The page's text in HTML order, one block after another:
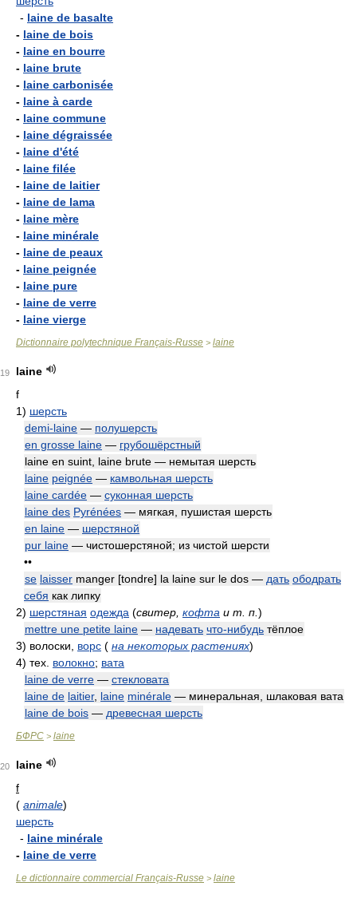
- laine de basalte
- laine de bois
- laine en bourre
- laine brute
- laine carbonisée
- laine à carde
- laine commune
- laine dégraissée
- laine d'été
- laine filée
- laine de laitier
- laine de lama
- laine mère
- laine minérale
- laine de peaux
- laine peignée
- laine pure
- laine de verre
- laine vierge
Dictionnaire polytechnique Français-Russe > laine
19
laine
f
1) шерсть
demi-laine — полушерсть
en grosse laine — грубошёрстный
laine en suint, laine brute — немытая шерсть
laine peignée — камвольная шерсть
laine cardée — суконная шерсть
laine des Pyrénées — мягкая, пушистая шерсть
en laine — шерстяной
pur laine — чистошерстяной; из чистой шерсти
••
se laisser manger [tondre] la laine sur le dos — дать ободрать
себя как липку
2) шерстяная одежда (свитер, кофта и т. п. )
mettre une petite laine — надевать что-нибудь тёплое
3) волоски, ворс ( на некоторых растениях)
4) тех. волокно; вата
laine de verre — стекловата
laine de laitier, laine minérale — минеральная, шлаковая вата
laine de bois — древесная шерсть
БФРС > laine
20
laine
f
( animale)
шерсть
- laine minérale
- laine de verre
Le dictionnaire commercial Français-Russe > laine